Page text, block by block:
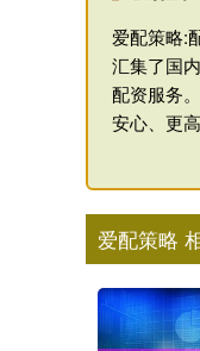
爱配策略:
汇集了国
配资服务
安心、更
爱配策略